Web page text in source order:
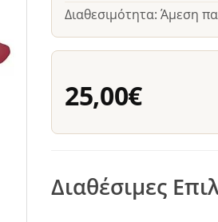
Διαθεσιμότητα: Άμεση
25,00€
Διαθέσιμες